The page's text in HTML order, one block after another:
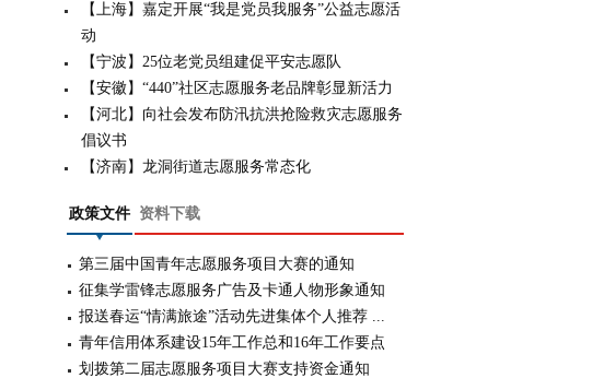
【上海】嘉定开展“我是党员我服务”公益志愿活
动
【宁波】25位老党员组建促平安志愿队
【安徽】“440”社区志愿服务老品牌彰显新活力
【河北】向社会发布防汛抗洪抢险救灾志愿服务
倡议书
【济南】龙洞街道志愿服务常态化
政策文件 资料下载
第三届中国青年志愿服务项目大赛的通知
征集学雷锋志愿服务广告及卡通人物形象通知
报送春运“情满旅途”活动先进集体个人推荐 ...
青年信用体系建设15年工作总和16年工作要点
划拨第二届志愿服务项目大赛支持资金通知